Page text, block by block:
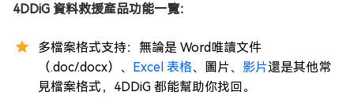
4DDiG 資料救援產品功能一覽：
多檔案格式支持：無論是 Word唯讀文件
（.doc/.docx）、 Excel 表格、圖片、 影片還是其他常
見檔案格式，4DDiG 都能幫助你找回。